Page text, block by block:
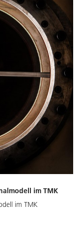
im TMK
im TMK